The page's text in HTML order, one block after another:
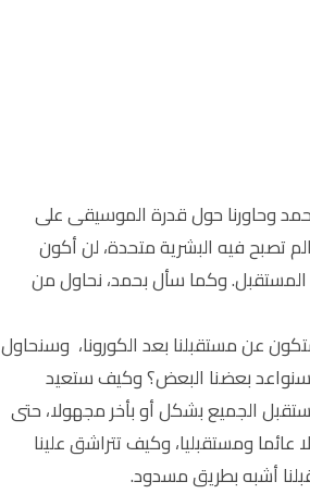
وحاورنا حول قدرة الموسيقى على
تصبح فيه البشرية متحدة، لن أكون
وكما سأل بحمد، نحاول من
عن مستقبلنا بعد الكورونا، وسنحاول
بعضنا البعض؟ وكيف ستعيد
الجميع بشكل أو بأخر مجهولا، حتى
ومستقبليا، وكيف تتراشق علينا
أشبه بطريق مسدود.